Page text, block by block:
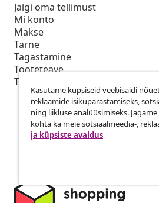
Jälgi oma tellimust
Mi konto
Makse
Tarne
Tagastamine
Tooteteave
Tellimus
Kasutame küpsiseid veebisaidi
reklaamide isikupärastamiseks,
ning liikluse analüüsimiseks.
kohta ka meie sotsiaalmeedia-,
ja küpsiste avaldus